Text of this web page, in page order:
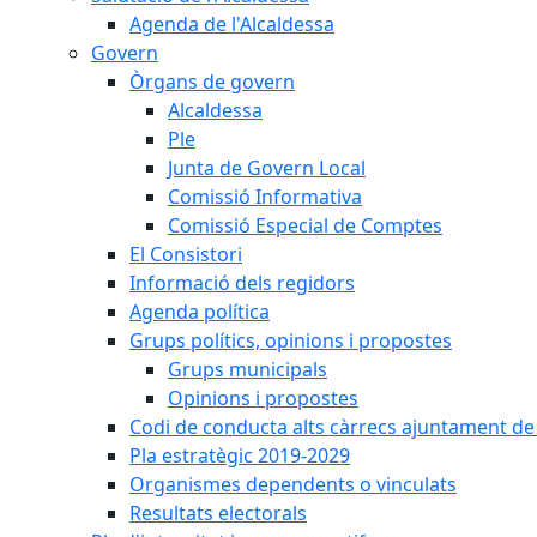
Agenda de l'Alcaldessa
Govern
Òrgans de govern
Alcaldessa
Ple
Junta de Govern Local
Comissió Informativa
Comissió Especial de Comptes
El Consistori
Informació dels regidors
Agenda política
Grups polítics, opinions i propostes
Grups municipals
Opinions i propostes
Codi de conducta alts càrrecs ajuntament
Pla estratègic 2019-2029
Organismes dependents o vinculats
Resultats electorals